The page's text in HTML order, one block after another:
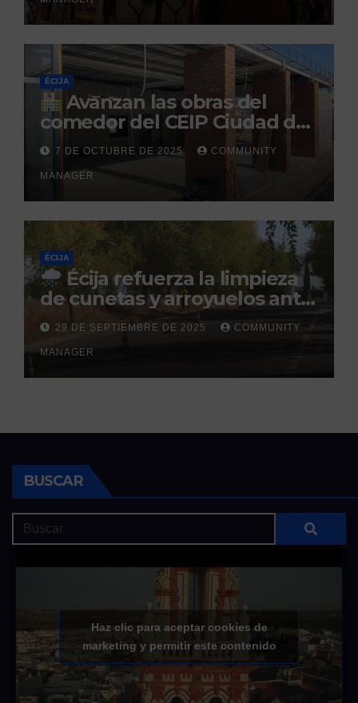
Caballar
ÉCIJA
Avanzan las obras del
comedor del CEIP Ciudad del
Sol: su finalización está
prevista para finales de 2025
7 DE OCTUBRE DE 2025 COMMUNITY
MANAGER
ÉCIJA
Écija refuerza la limpieza
de cunetas y arroyuelos ante
la llegada de las lluvias
otoñales
29 DE SEPTIEMBRE DE 2025 COMMUNITY
MANAGER
BUSCAR
Haz clic para aceptar cookies de
marketing y permitir este contenido